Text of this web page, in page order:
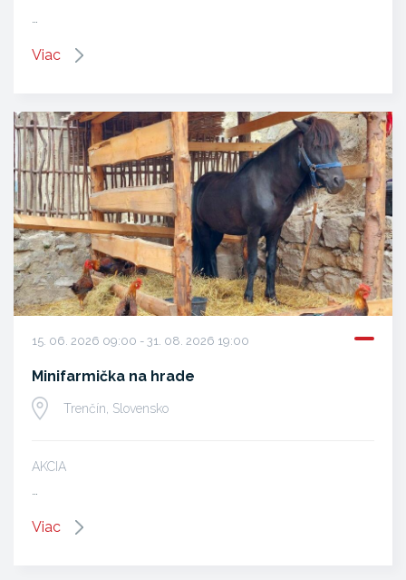
…
Viac
15. 06. 2026 09:00 - 31. 08. 2026 19:00
Minifarmička na hrade
Trenčín, Slovensko
AKCIA
Viac